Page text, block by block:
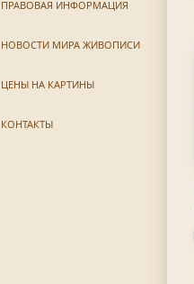
ПРАВОВАЯ ИНФОРМАЦИЯ
НОВОСТИ МИРА ЖИВОПИСИ
ЦЕНЫ НА КАРТИНЫ
КОНТАКТЫ